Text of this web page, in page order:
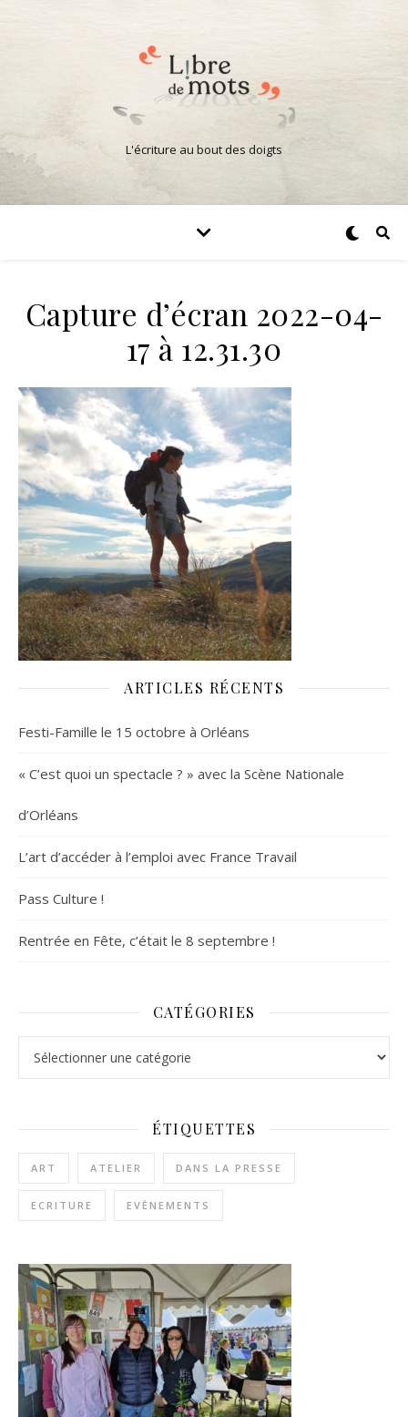
L'écriture au bout des doigts
Capture d’écran 2022-04-
17 à 12.31.30
ARTICLES RÉCENTS
Festi-Famille le 15 octobre à Orléans
« C’est quoi un spectacle ? » avec la Scène Nationale
d’Orléans
L’art d’accéder à l’emploi avec France Travail
Pass Culture !
Rentrée en Fête, c’était le 8 septembre !
CATÉGORIES
ÉTIQUETTES
ART ATELIER DANS LA PRESSE
ECRITURE EVÈNEMENTS